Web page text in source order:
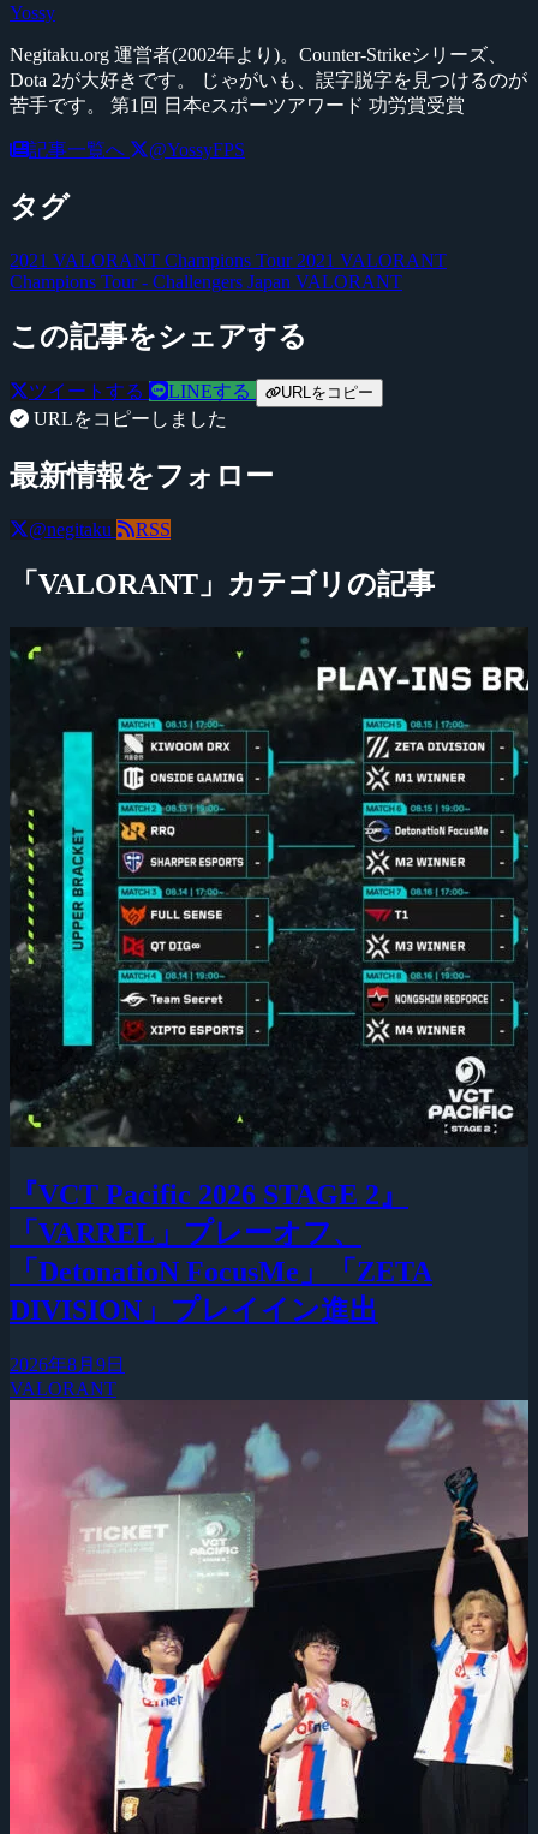
Yossy
Negitaku.org 運営者(2002年より)。Counter-Strikeシリーズ、
Dota 2が大好きです。 じゃがいも、誤字脱字を見つけるのが
苦手です。 第1回 日本eスポーツアワード 功労賞受賞
記事一覧へ @YossyFPS
タグ
2021 VALORANT Champions Tour 2021 VALORANT
Champions Tour - Challengers Japan VALORANT
この記事をシェアする
ツイートする LINEする URLをコピー
URLをコピーしました
最新情報をフォロー
@negitaku RSS
「VALORANT」カテゴリの記事
『VCT Pacific 2026 STAGE 2』
「VARREL」プレーオフ、
「DetonatioN FocusMe」「ZETA
DIVISION」プレイイン進出
2026年8月9日
VALORANT